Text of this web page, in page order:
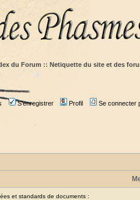
du Forum :: Netiquette du site et des
S'enregistrer Profil Se connecter
et standards de documents :